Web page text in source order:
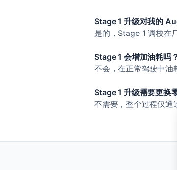
Stage 1 升级对我的
是的，Stage 1 调校在
Stage 1 会增加油耗吗？
不会，在正常驾驶中油
Stage 1 升级需要更换
不需要，整个过程仅通